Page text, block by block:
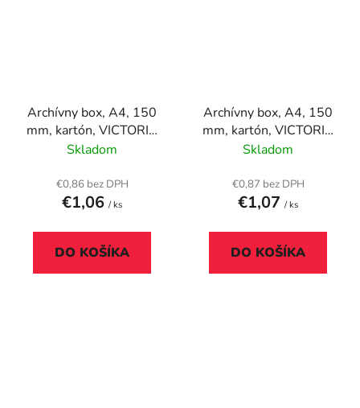
Archívny box, A4, 150
mm, kartón, VICTORIA
OFFICE, modro-biela
Skladom
€0,86 bez DPH
€1,06 / ks
DO KOŠÍKA
Archívny box, A4, 150
mm, kartón, VICTORIA
OFFICE, prírodný
Skladom
€0,87 bez DPH
€1,07 / ks
DO KOŠÍKA